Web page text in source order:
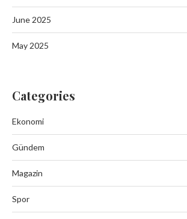
June 2025
May 2025
Categories
Ekonomi
Gündem
Magazin
Spor